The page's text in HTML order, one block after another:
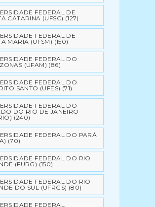
FEDERAL DE
CATARINA (UFSC) (127)
FEDERAL DE
MARIA (UFSM) (150)
FEDERAL DO
(UFAM) (86)
FEDERAL DO
SANTO (UFES) (71)
FEDERAL DO
DO RIO DE JANEIRO
(240)
FEDERAL DO PARÁ
(70)
FEDERAL DO RIO
(FURG) (150)
FEDERAL DO RIO
DO SUL (UFRGS) (80)
FEDERAL